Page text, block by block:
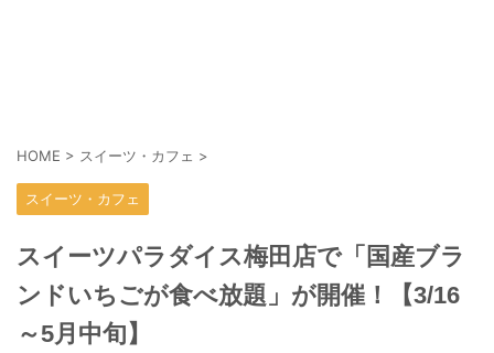
HOME > スイーツ・カフェ >
スイーツ・カフェ
スイーツパラダイス梅田店で「国産ブラ
ンドいちごが食べ放題」が開催！【3/16
～5月中旬】